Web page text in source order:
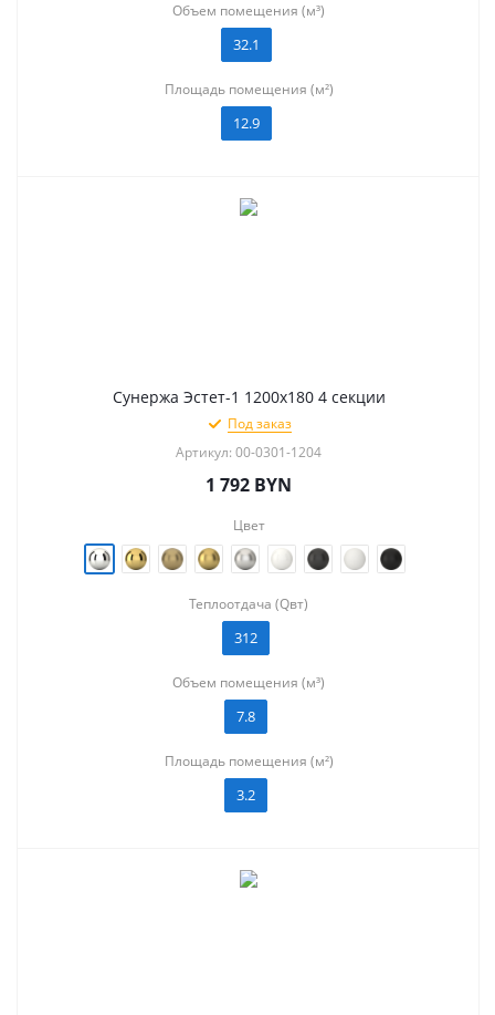
Объем помещения (м³)
32.1
Площадь помещения (м²)
12.9
Сунержа Эстет-1 1200х180 4 секции
Под заказ
Артикул: 00-0301-1204
1 792 BYN
Цвет
Теплоотдача (Qвт)
312
Объем помещения (м³)
7.8
Площадь помещения (м²)
3.2